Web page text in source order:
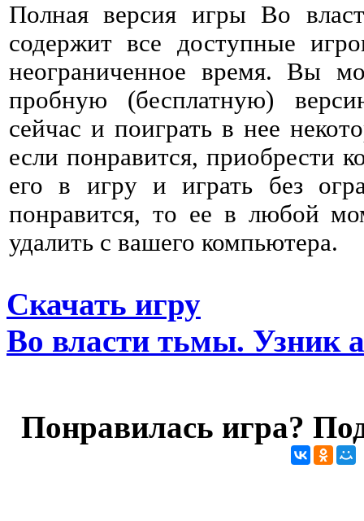
Полная версия игры Во
содержит все доступные
неограниченное время. Вы
пробную (бесплатную)
сейчас и поиграть в нее
если понравится, приобрести
его в игру и играть без
понравится, то ее в любой
удалить с вашего компьютера.
Скачать игру
Во власти тьмы. Узник
Понравилась игра?